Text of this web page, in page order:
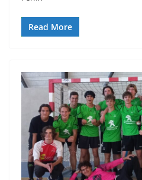
Read More